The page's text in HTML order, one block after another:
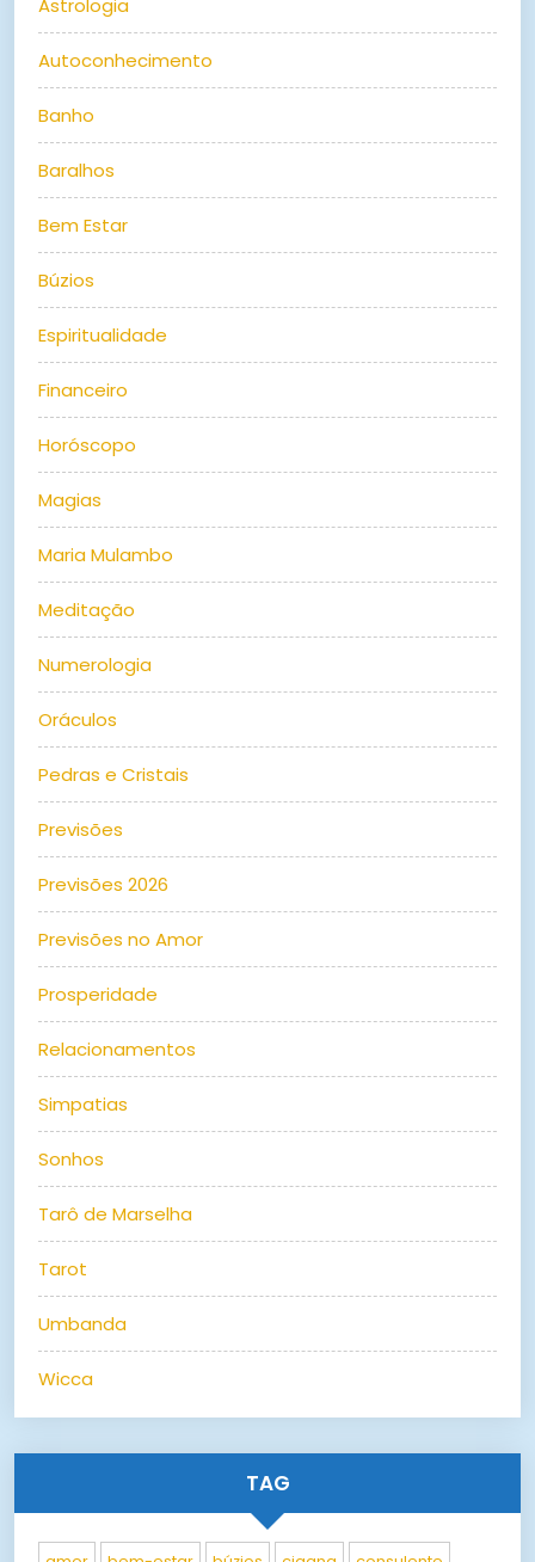
Astrologia
Autoconhecimento
Banho
Baralhos
Bem Estar
Búzios
Espiritualidade
Financeiro
Horóscopo
Magias
Maria Mulambo
Meditação
Numerologia
Oráculos
Pedras e Cristais
Previsões
Previsões 2026
Previsões no Amor
Prosperidade
Relacionamentos
Simpatias
Sonhos
Tarô de Marselha
Tarot
Umbanda
Wicca
TAG